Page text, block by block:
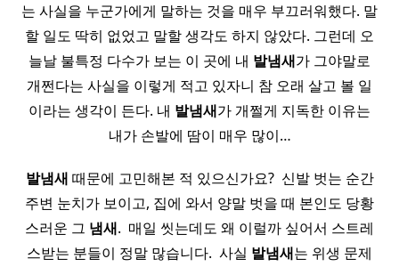
는 사실을 누군가에게 말하는 것을 매우 부끄러워했다. 말
할 일도 딱히 없었고 말할 생각도 하지 않았다. 그런데 오
늘날 불특정 다수가 보는 이 곳에 내 발냄새가 그야말로
개쩐다는 사실을 이렇게 적고 있자니 참 오래 살고 볼 일
이라는 생각이 든다. 내 발냄새가 개쩔게 지독한 이유는
내가 손발에 땀이 매우 많이…
발냄새 때문에 고민해본 적 있으신가요? ​ 신발 벗는 순간
주변 눈치가 보이고, 집에 와서 양말 벗을 때 본인도 당황
스러운 그 냄새. ​ 매일 씻는데도 왜 이럴까 싶어서 스트레
스받는 분들이 정말 많습니다. ​ 사실 발냄새는 위생 문제